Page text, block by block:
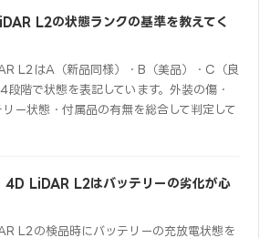
L2の状態ランクの基準を教えてく
L2はA（新品同様）・B（美品）・C（良
段階で状態を表記しています。外装の傷・
ー状態・付属品の有無を総合して判定して
LiDAR L2はバッテリーの劣化が心
L2の検品時にバッテリーの充放電状態を